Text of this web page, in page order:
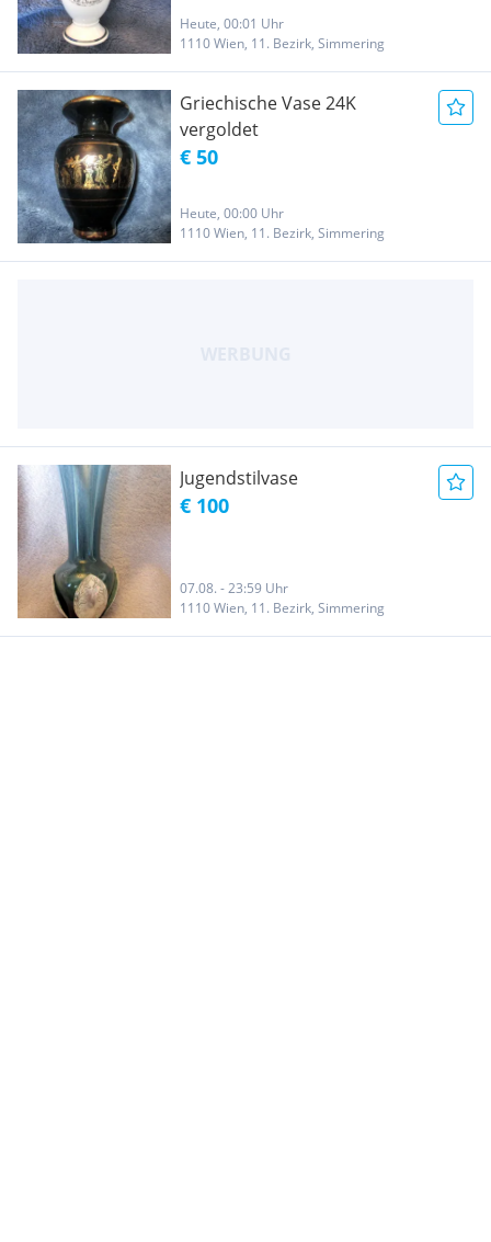
Heute, 00:01 Uhr
1110 Wien, 11. Bezirk, Simmering
Griechische Vase 24K
vergoldet
€ 50
Heute, 00:00 Uhr
1110 Wien, 11. Bezirk, Simmering
Jugendstilvase
€ 100
07.08. - 23:59 Uhr
1110 Wien, 11. Bezirk, Simmering